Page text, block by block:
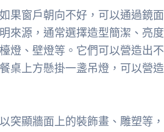
果窗戶朝向不好，可以通過鏡面
來源，通常選擇造型簡潔、亮度
燈、壁燈等。它們可以營造出不
桌上方懸掛一盞吊燈，可以營造
突顯牆面上的裝飾畫、雕塑等，